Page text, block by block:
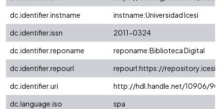
dc.identifier.instname
instname:Universidad Icesi
dc.identifier.issn
2011-0324
dc.identifier.reponame
reponame:Biblioteca Digital
dc.identifier.repourl
repourl:https://
dc.identifier.uri
http://hdl.handle.net/10906/
dc.language.iso
spa